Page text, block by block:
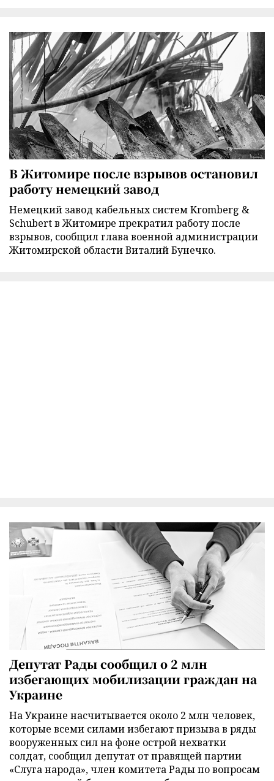
В Житомире после взрывов остановил
работу немецкий завод
Немецкий завод кабельных систем Kromberg &
Schubert в Житомире прекратил работу после
взрывов, сообщил глава военной администрации
Житомирской области Виталий Бунечко.
Депутат Рады сообщил о 2 млн
избегающих мобилизации граждан на
Украине
На Украине насчитывается около 2 млн человек,
которые всеми силами избегают призыва в ряды
вооруженных сил на фоне острой нехватки
солдат, сообщил депутат от правящей партии
«Слуга народа», член комитета Рады по вопросам